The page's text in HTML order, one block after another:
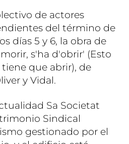
de actores
del término de
días 5 y 6, la obra de
s'ha d'obrir' (Esto
que abrir), de
y Vidal.
Sa Societat
Sindical
gestionado por el